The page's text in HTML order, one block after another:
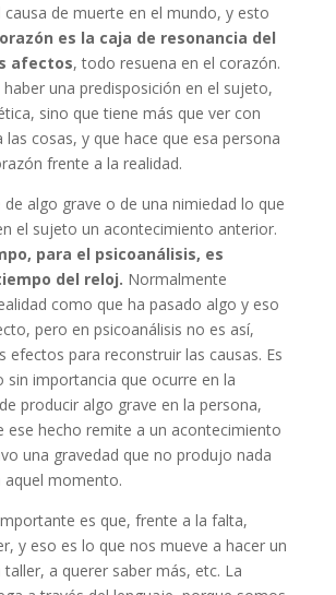
causa de muerte en el mundo, y esto
es la caja de resonancia del
afectos, todo resuena en el corazón.
una predisposición en el sujeto,
sino que tiene más que ver con
cosas, y que hace que esa persona
frente a la realidad.
algo grave o de una nimiedad lo que
el sujeto un acontecimiento anterior.
para el psicoanálisis, es
del reloj. Normalmente
como que ha pasado algo y eso
pero en psicoanálisis no es así,
efectos para reconstruir las causas. Es
sin importancia que ocurre en la
producir algo grave en la persona,
ese hecho remite a un acontecimiento
una gravedad que no produjo nada
aquel momento.
es que, frente a la falta,
y eso es lo que nos mueve a hacer un
taller, a querer saber más, etc. La